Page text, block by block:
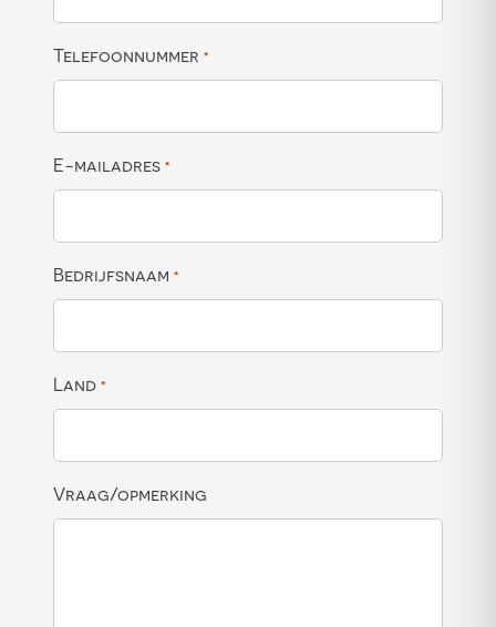
Telefoonnummer *
E-mailadres *
Bedrijfsnaam *
Land *
Vraag/opmerking